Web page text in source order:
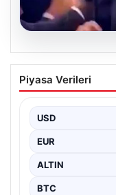
05.08.2026
Beşiktaşlı
dansında
düzenlediği
dans performansı…
Piyasa Verileri
USD
EUR
ALTIN
BTC